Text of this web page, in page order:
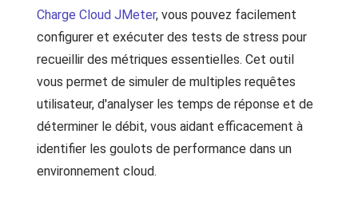
Charge Cloud JMeter, vous pouvez facilement
configurer et exécuter des tests de stress pour
recueillir des métriques essentielles. Cet outil
vous permet de simuler de multiples requêtes
utilisateur, d'analyser les temps de réponse et de
déterminer le débit, vous aidant efficacement à
identifier les goulots de performance dans un
environnement cloud.